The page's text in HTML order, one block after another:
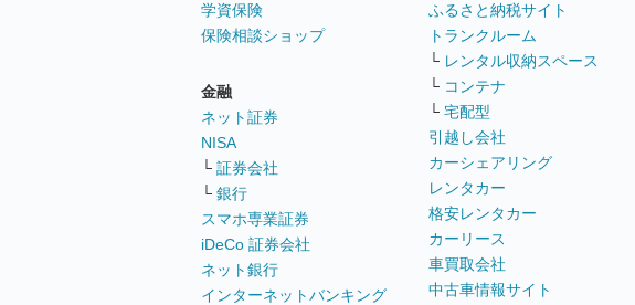
学資保険
保険相談ショップ
金融
ネット証券
NISA
└ 証券会社
└ 銀行
スマホ専業証券
iDeCo 証券会社
ネット銀行
インターネットバンキング
ふるさと納税サイト
トランクルーム
└ レンタル収納スペース
└ コンテナ
└ 宅配型
引越し会社
カーシェアリング
レンタカー
格安レンタカー
カーリース
車買取会社
中古車情報サイト